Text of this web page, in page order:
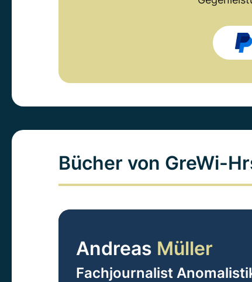
Bücher von GreWi-
Andreas Müller
Fachjournalist